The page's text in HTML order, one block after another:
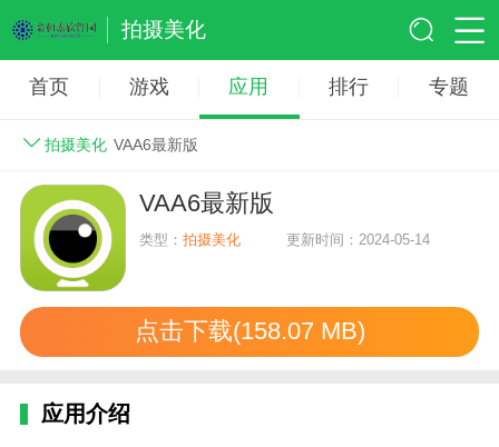
拍摄美化
首页 游戏 应用 排行 专题
拍摄美化 VAA6最新版
VAA6最新版
类型：拍摄美化 更新时间：2024-05-14
点击下载(158.07 MB)
应用介绍